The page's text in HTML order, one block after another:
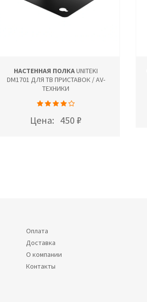
НАСТЕННАЯ ПОЛКАUNITEKI
DM1701 ДЛЯ ТВ ПРИСТАВОК / AV-
ТЕХНИКИ
Цена: 450 ₽
Оплата
Доставка
О компании
Контакты